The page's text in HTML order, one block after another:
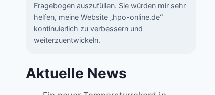
Fragebogen auszufüllen. Sie würden mir sehr
helfen, meine Website „hpo-online.de“
kontinuierlich zu verbessern und
weiterzuentwickeln.
Aktuelle News